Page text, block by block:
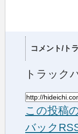
コメント/ト
トラック
この投稿
バック